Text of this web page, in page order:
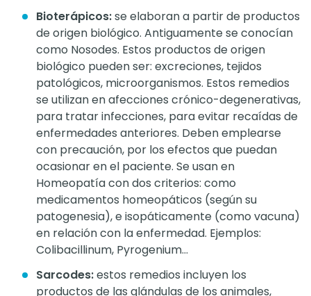
Bioterápicos:se elaboran a partir de productos
de origen biológico. Antiguamente se conocían
como Nosodes. Estos productos de origen
biológico pueden ser: excreciones, tejidos
patológicos, microorganismos. Estos remedios
se utilizan en afecciones crónico-degenerativas,
para tratar infecciones, para evitar recaídas de
enfermedades anteriores. Deben emplearse
con precaución, por los efectos que puedan
ocasionar en el paciente. Se usan en
Homeopatía con dos criterios: como
medicamentos homeopáticos (según su
patogenesia), e isopáticamente (como vacuna)
en relación con la enfermedad. Ejemplos:
Colibacillinum, Pyrogenium…
Sarcodes:estos remedios incluyen los
productos de las glándulas de los animales,